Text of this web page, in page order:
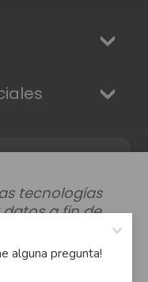
tecnologías
a fin de
compra.